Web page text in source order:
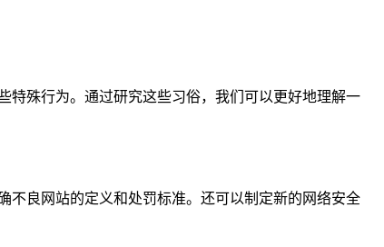
特殊行为。通过研究这些习俗，我们可以更好地理解一
不良网站的定义和处罚标准。还可以制定新的网络安全